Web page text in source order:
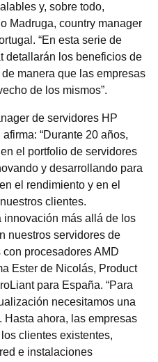
y, sobre todo,
Madruga, country manager
“En esta serie de
detallarán los beneficios de
manera que las empresas
de los mismos”.
de servidores HP
“Durante 20 años,
el portfolio de servidores
y desarrollando para
el rendimiento y en el
clientes.
más allá de los
nuestros servidores de
procesadores AMD
Ester de Nicolás, Product
para España. “Para
necesitamos una
ahora, las empresas
clientes existentes,
e instalaciones